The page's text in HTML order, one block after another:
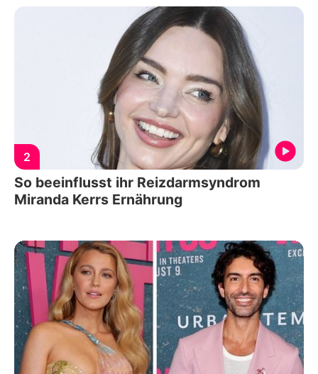
2
So beeinflusst ihr Reizdarmsyndrom
Miranda Kerrs Ernährung